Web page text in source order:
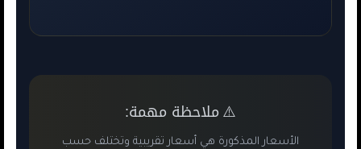
⚠️ ملاحظة مهمة:
الأسعار المذكورة هي أسعار تقريبية وتختلف حسب